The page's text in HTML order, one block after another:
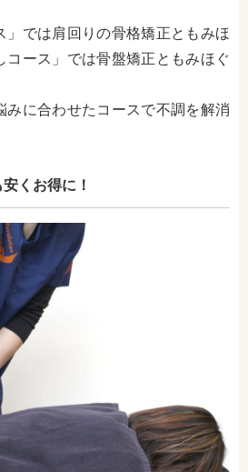
」では肩回りの骨格矯正ともみほ
コース」では骨盤矯正ともみほぐ
みに合わせたコースで不調を解消
くお得に！